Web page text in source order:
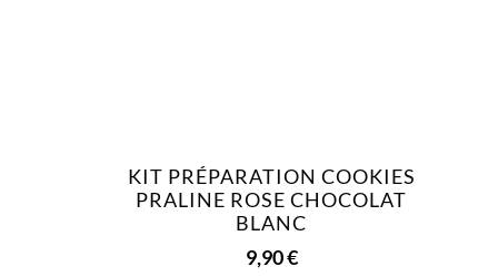
KIT PRÉPARATION COOKIES
PRALINE ROSE CHOCOLAT
BLANC
9,90€